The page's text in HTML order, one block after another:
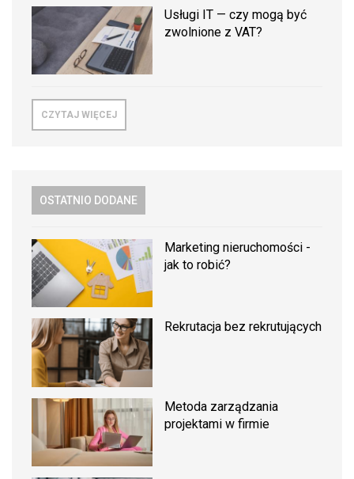
Usługi IT — czy mogą być
zwolnione z VAT?
CZYTAJ WIĘCEJ
OSTATNIO DODANE
Marketing nieruchomości -
jak to robić?
Rekrutacja bez rekrutujących
Metoda zarządzania
projektami w firmie